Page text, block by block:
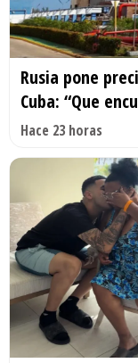
Rusia pone
Cuba: “Que
Hace 23 horas